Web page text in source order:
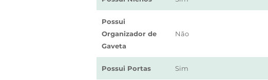
Possui
Organizador de
Gaveta
Não
Possui Portas Sim